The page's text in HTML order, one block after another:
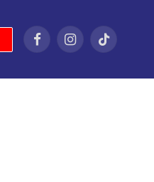
FacebookInstagramTikTok